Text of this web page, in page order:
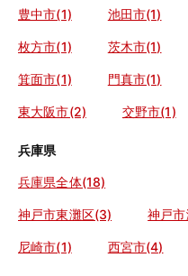
豊中市(1) 池田市(1)
枚方市(1) 茨木市(1)
箕面市(1) 門真市(1)
東大阪市(2) 交野市(1)
兵庫県
兵庫県全体(18)
神戸市東灘区(3) 神戸
尼崎市(1) 西宮市(4)